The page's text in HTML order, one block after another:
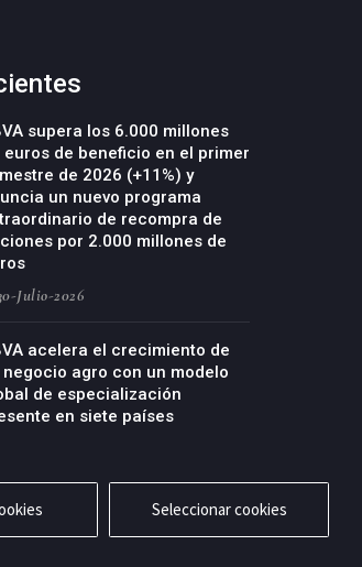
supera los 6.000 millones
euros de beneficio en el primer
de 2026 (+11%) y
un nuevo programa
de recompra de
por 2.000 millones de
Julio-2026
acelera el crecimiento de
negocio agro con un modelo
de especialización
en siete países
Seleccionar cookies